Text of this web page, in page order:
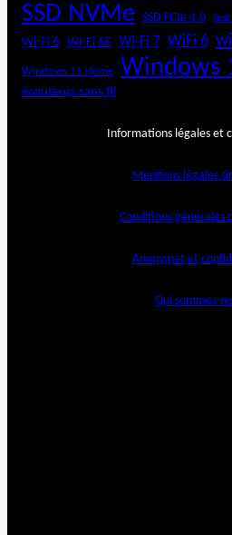
SSD NVMe SSD PCIe 4.0
Wi-Fi 6 Wi-Fi 6E Wi-Fi 7 WiFi 6
Windows 11 Home Windows
écouteurs sans fil
Informations légales et
Mentions légales
Conditions générales
Anonymat et
Qui sommes-